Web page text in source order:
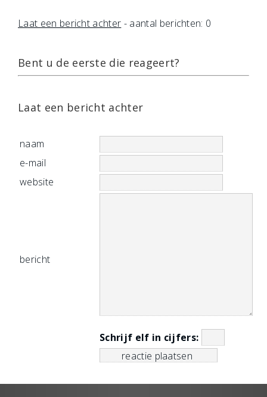
Laat een bericht achter - aantal berichten: 0
Bent u de eerste die reageert?
Laat een bericht achter
naam
e-mail
website
bericht
Schrijf elf in cijfers: